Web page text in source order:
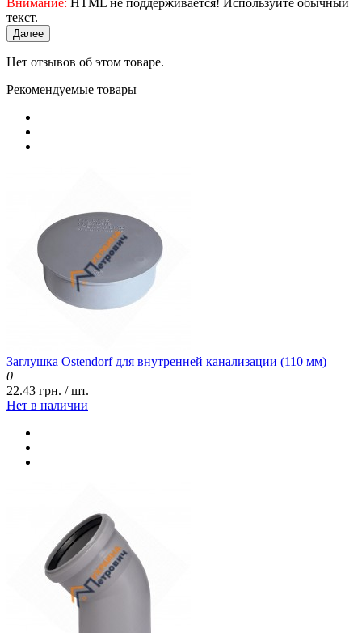
Внимание: HTML не поддерживается! Используйте обычный
текст.
Далее
Нет отзывов об этом товаре.
Рекомендуемые товары
Заглушка Ostendorf для внутренней канализации (110 мм)
0
22.43 грн. / шт.
Нет в наличии